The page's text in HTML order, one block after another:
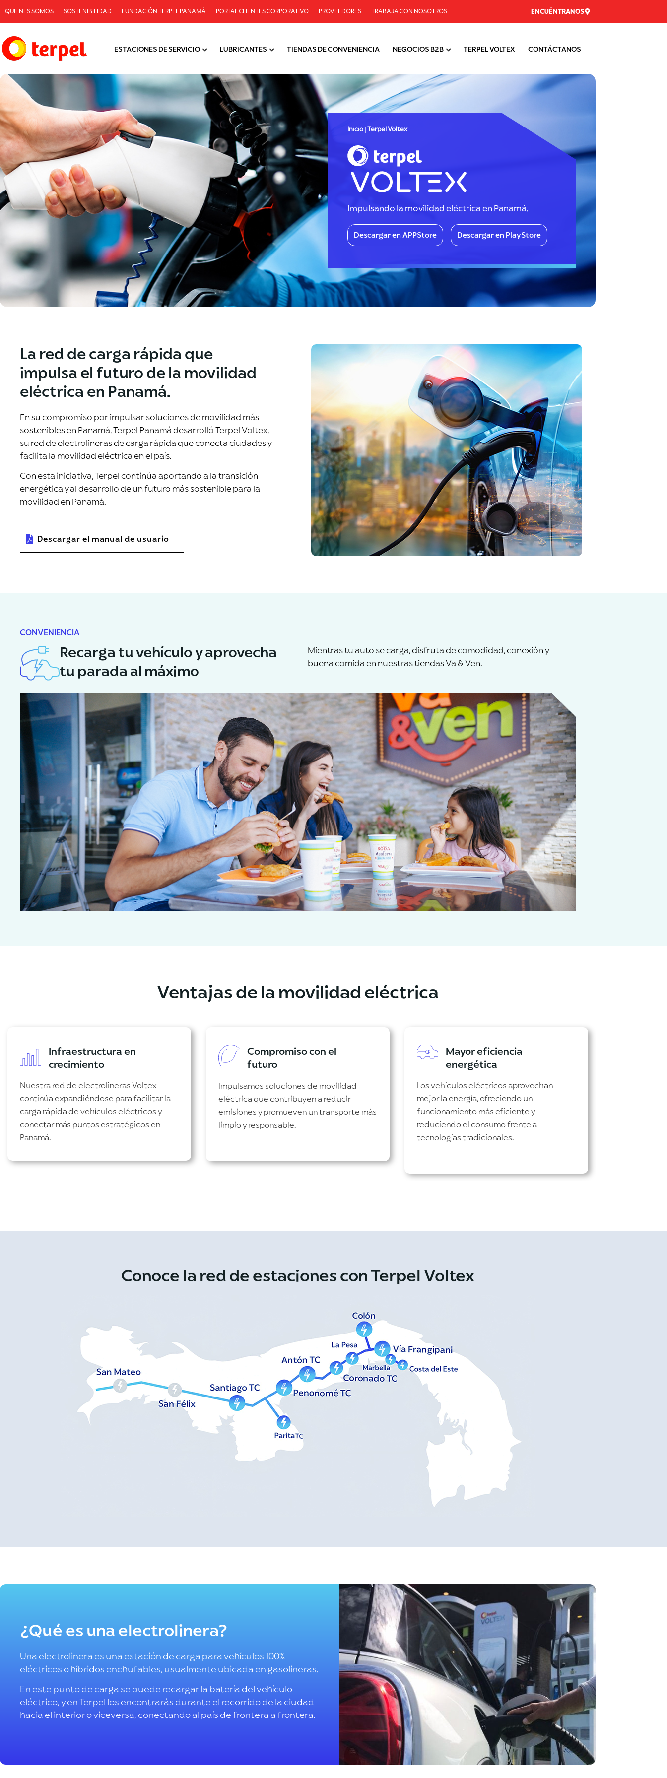
QUIENES SOMOS SOSTENIBILIDAD FUNDACIÓN TERPEL PANAMÁ PORTAL CLIENTES CORPORATIVO PROVEEDORES TRABAJA CON NOSOTROS ENCUÉNTRANOS
ESTACIONES DE SERVICIO LUBRICANTES TIENDAS DE CONVENIENCIA NEGOCIOS B2B TERPEL VOLTEX CONTÁCTANOS
Inicio | Terpel Voltex
Impulsando la movilidad eléctrica en Panamá.
Descargar en APPStore Descargar en PlayStore
La red de carga rápida que
impulsa el futuro de la movilidad
eléctrica en Panamá.
En su compromiso por impulsar soluciones de movilidad más
sostenibles en Panamá, Terpel Panamá desarrolló Terpel Voltex,
su red de electrolineras de carga rápida que conecta ciudades y
facilita la movilidad eléctrica en el país.
Con esta iniciativa, Terpel continúa aportando a la transición
energética y al desarrollo de un futuro más sostenible para la
movilidad en Panamá.
Descargar el manual de usuario
CONVENIENCIA
Recarga tu vehículo y aprovecha
tu parada al máximo
Mientras tu auto se carga, disfruta de comodidad, conexión y
buena comida en nuestras tiendas Va & Ven.
Ventajas de la movilidad eléctrica
Infraestructura en
crecimiento
Nuestra red de electrolineras Voltex
continúa expandiéndose para facilitar la
carga rápida de vehículos eléctricos y
conectar más puntos estratégicos en
Panamá.
Compromiso con el
futuro
Impulsamos soluciones de movilidad
eléctrica que contribuyen a reducir
emisiones y promueven un transporte más
limpio y responsable.
Mayor eficiencia
energética
Los vehículos eléctricos aprovechan
mejor la energía, ofreciendo un
funcionamiento más eficiente y
reduciendo el consumo frente a
tecnologías tradicionales.
Conoce la red de estaciones con Terpel Voltex
¿Qué es una electrolinera?
Una electrolinera es una estación de carga para vehículos 100%
eléctricos o híbridos enchufables, usualmente ubicada en gasolineras.
En este punto de carga se puede recargar la batería del vehículo
eléctrico, y en Terpel los encontrarás durante el recorrido de la ciudad
hacia el interior o viceversa, conectando al país de frontera a frontera.